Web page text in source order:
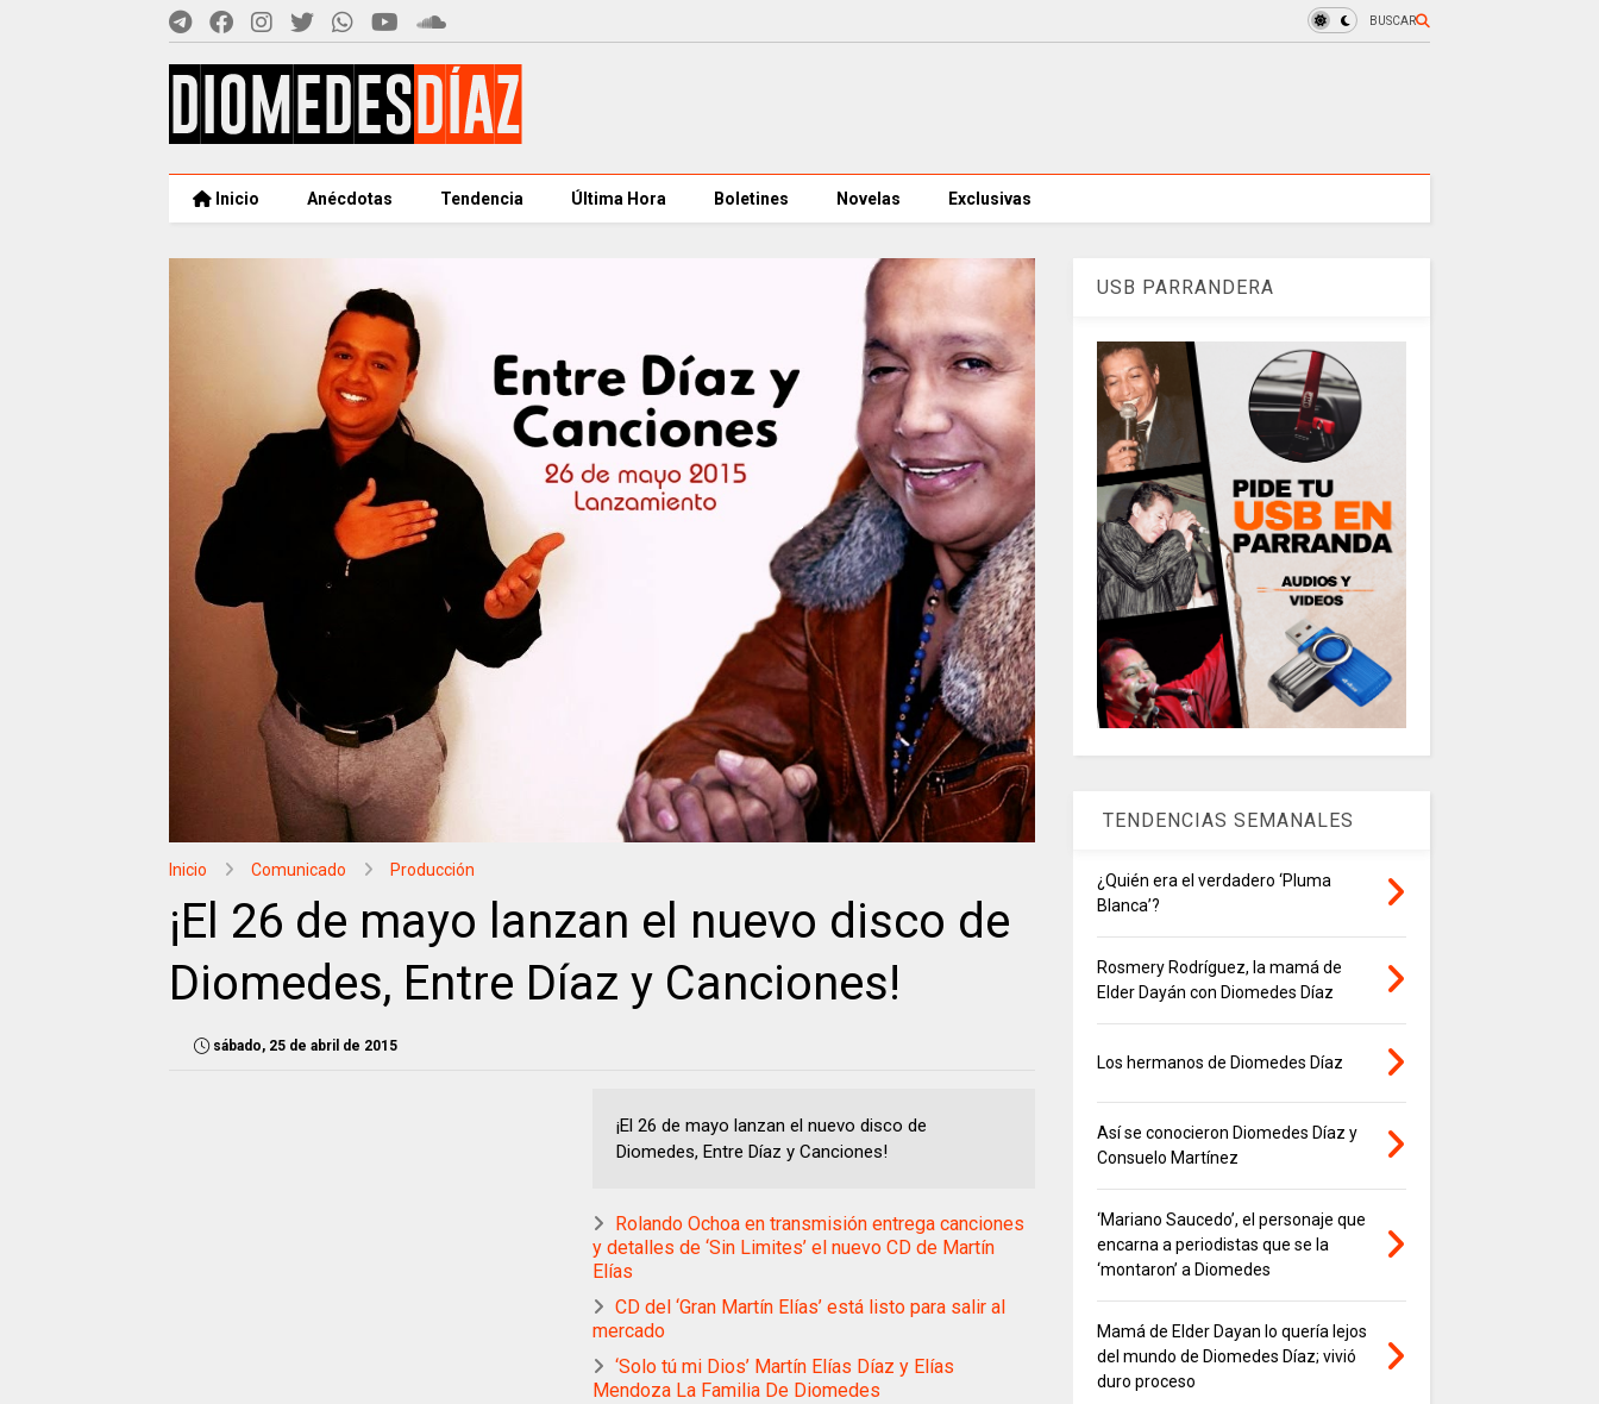
BUSCAR
Inicio Anécdotas Tendencia Última Hora Boletines Novelas Exclusivas
Inicio Comunicado Producción
¡El 26 de mayo lanzan el nuevo disco de
Diomedes, Entre Díaz y Canciones!
sábado, 25 de abril de 2015
¡El 26 de mayo lanzan el nuevo disco de
Diomedes, Entre Díaz y Canciones!
Rolando Ochoa en transmisión entrega canciones
y detalles de ‘Sin Limites’ el nuevo CD de Martín
Elías
CD del ‘Gran Martín Elías’ está listo para salir al
mercado
‘Solo tú mi Dios’ Martín Elías Díaz y Elías
Mendoza La Familia De Diomedes
USB PARRANDERA
TENDENCIAS SEMANALES
¿Quién era el verdadero ‘Pluma
Blanca’?
Rosmery Rodríguez, la mamá de
Elder Dayán con Diomedes Díaz
Los hermanos de Diomedes Díaz
Así se conocieron Diomedes Díaz y
Consuelo Martínez
‘Mariano Saucedo’, el personaje que
encarna a periodistas que se la
‘montaron’ a Diomedes
Mamá de Elder Dayan lo quería lejos
del mundo de Diomedes Díaz; vivió
duro proceso